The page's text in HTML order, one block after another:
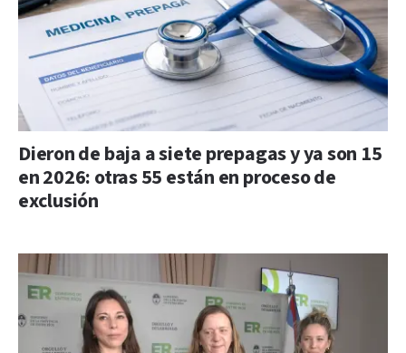
Dieron de baja a siete prepagas y ya son 15
en 2026: otras 55 están en proceso de
exclusión